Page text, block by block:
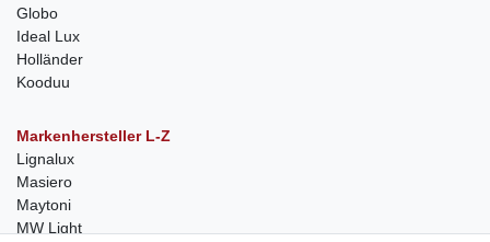
Globo
Ideal Lux
Holländer
Kooduu
Markenhersteller L-Z
Lignalux
Masiero
Maytoni
MW Light